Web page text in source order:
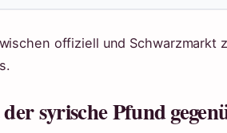
offiziell und Schwarzmarkt
syrische Pfund